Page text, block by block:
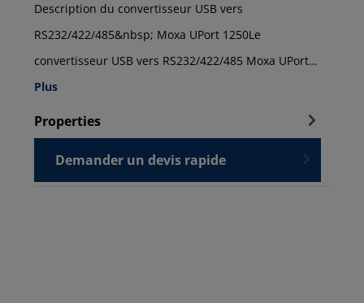
Description du convertisseur USB vers
RS232/422/485&nbsp; Moxa UPort 1250Le
convertisseur USB vers RS232/422/485 Moxa UPort…
Plus
Properties
Demander un devis rapide